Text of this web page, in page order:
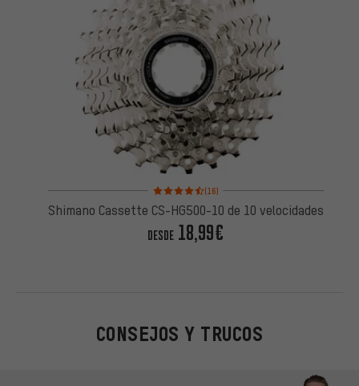
Valoración media: 4,5 de 5 basada en 16 reseñas
(16)
Shimano Cassette CS-HG500-10 de 10 velocidades
DESDE18,99€
CONSEJOS Y TRUCOS